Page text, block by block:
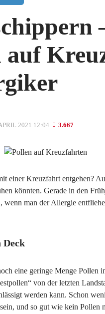
auf
2021 12:04 3.667
einer Kreuzfahrt entgehen?
könnten. Gerade in den
wenn man der Allergie
Deck
eine geringe Menge Pollen
von der letzten
werden kann. Schon
und so gut wie kein Pollen